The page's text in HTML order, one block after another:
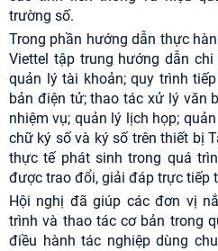
trường số.
Trong phần hướng dẫn thực
Viettel tập trung hướng dẫn
quản lý tài khoản; quy trình
bản điện tử; thao tác xử lý văn
nhiệm vụ; quản lý lịch họp;
chữ ký số và ký số trên thiết bị
thực tế phát sinh trong quá
được trao đổi, giải đáp trực tiếp
Hội nghị đã giúp các đơn vị
trình và thao tác cơ bản trong
điều hành tác nghiệp dùng